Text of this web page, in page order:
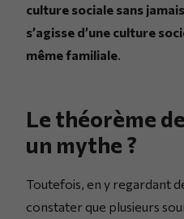
culture sociale sans
s’agisse d’une culture
même familiale
Le théorème
un mythe ?
Toutefois, en y regardant
constater que plusieurs